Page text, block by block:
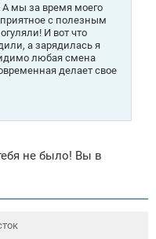
А мы за время моего
приятное с полезным
И вот что
а зарядилась я
любая смена
делает свое
не было! Вы в